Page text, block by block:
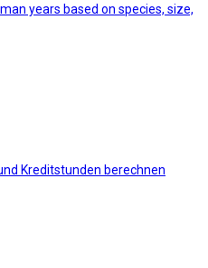
years based on species, size,
Kreditstunden berechnen